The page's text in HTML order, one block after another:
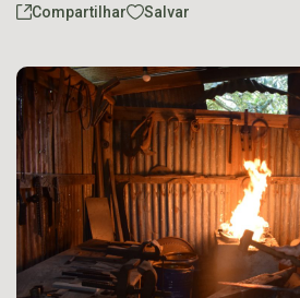
Compartilhar Salvar